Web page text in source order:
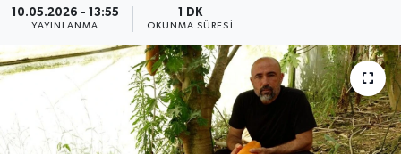
10.05.2026 - 13:55
YAYINLANMA
1 DK
OKUNMA SÜRESI